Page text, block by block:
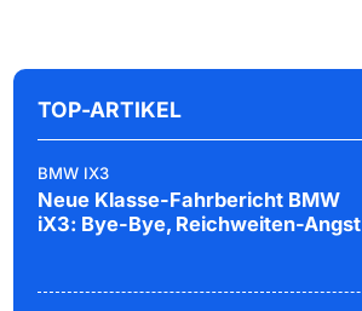
TOP-ARTIKEL
BMW IX3
Neue Klasse-Fahrbericht BMW
iX3: Bye-Bye, Reichweiten-Angst